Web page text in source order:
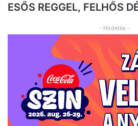
ESŐS REGGEL, FELHŐS
- Hirdetés -